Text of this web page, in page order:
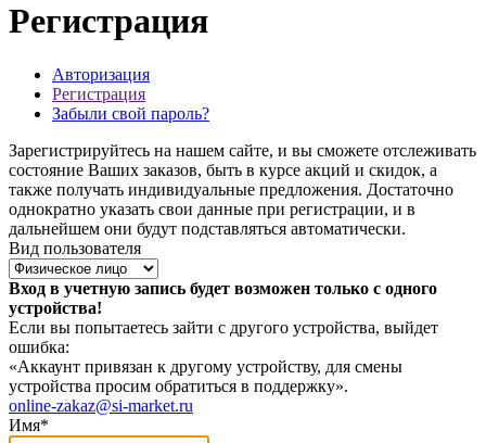
Регистрация
Авторизация
Регистрация
Забыли свой пароль?
Зарегистрируйтесь на нашем сайте, и вы сможете отслеживать
состояние Ваших заказов, быть в курсе акций и скидок, а
также получать индивидуальные предложения. Достаточно
однократно указать свои данные при регистрации, и в
дальнейшем они будут подставляться автоматически.
Вид пользователя
Вход в учетную запись будет возможен только с одного
устройства!
Если вы попытаетесь зайти с другого устройства, выйдет
ошибка:
«Аккаунт привязан к другому устройству, для смены
устройства просим обратиться в поддержку».
online-zakaz@si-market.ru
Имя*